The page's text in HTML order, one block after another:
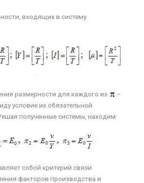
входящих в систему
размерности для каждого из
–
условие их обязательной
полученные системы, находим:
собой критерий связи
факторов производства и